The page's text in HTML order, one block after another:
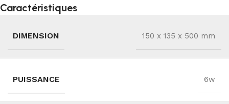
Caractéristiques
DIMENSION 150 x 135 x 500 mm
PUISSANCE 6w